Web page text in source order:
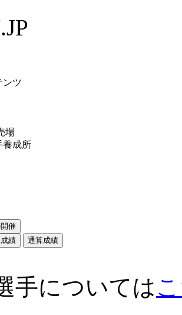
ンツ
場
養成所
催
績
通算成績
手については